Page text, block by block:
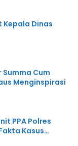
Kepala Dinas
Cum
Menginspirasi
PPA Polres
Kasus